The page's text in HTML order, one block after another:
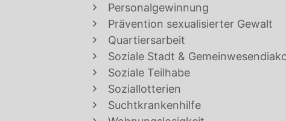
Personalgewinnung
Prävention sexualisierter Gewalt
Quartiersarbeit
Soziale Stadt &
Soziale Teilhabe
Soziallotterien
Suchtkrankenhilfe